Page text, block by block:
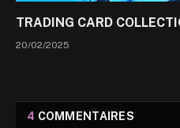
TRADING CARD
20/02/2025
4 COMMENTAIRES